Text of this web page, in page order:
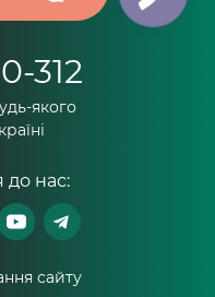
312
якого
до нас:
сайту